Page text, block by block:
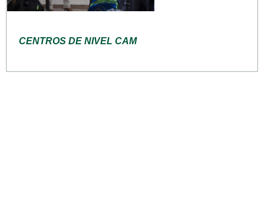
CENTROS DE NIVEL CAM